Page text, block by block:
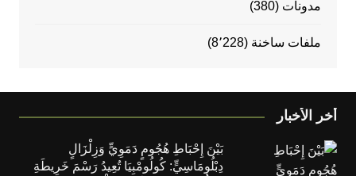
مدونات (380)
ملفات ساخنة (8٬228)
أخر الأخبار
بَيْنَ إِحْبَاطِ هُجُومٍ دَمَوِيٍّ وَزِلْزَالٍ
دِبْلُومَاسِيٍّ: كُولُومْبِيَا تُعِيدُ رَسْمَ خَرِيطَةِ